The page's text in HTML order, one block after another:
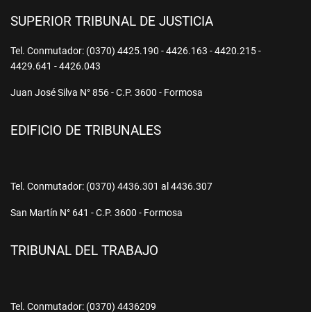
SUPERIOR TRIBUNAL DE JUSTICIA
Tel. Conmutador: (0370) 4425.190 - 4426.163 - 4420.215 -
4429.641 - 4426.043
Juan José Silva N° 856 - C.P. 3600 - Formosa
EDIFICIO DE TRIBUNALES
Tel. Conmutador: (0370) 4436.301 al 4436.307
San Martín N° 641 - C.P. 3600 - Formosa
TRIBUNAL DEL TRABAJO
Tel. Conmutador: (0370) 4436209